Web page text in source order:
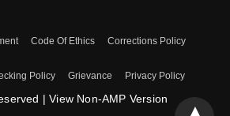
Code Of Ethics Corrections Policy
Policy Grievance Privacy Policy
| View Non-AMP Version